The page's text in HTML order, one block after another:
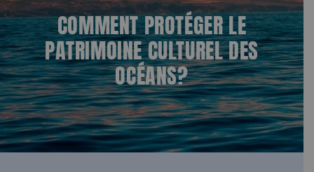
COMMENT PROTÉGER LE
PATRIMOINE CULTUREL DES
OCÉANS?